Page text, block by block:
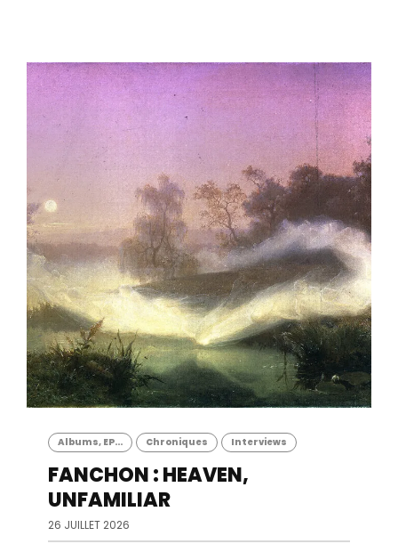
Albums, EP... Chroniques Interviews
FANCHON : HEAVEN,
UNFAMILIAR
26 JUILLET 2026